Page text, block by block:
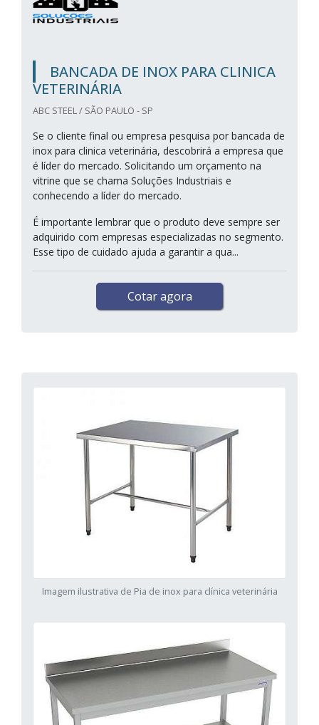
BANCADA DE INOX PARA CLINICA
VETERINÁRIA
ABC STEEL / SÃO PAULO - SP
Se o cliente final ou empresa pesquisa por bancada de
inox para clinica veterinária, descobrirá a empresa que
é líder do mercado. Solicitando um orçamento na
vitrine que se chama Soluções Industriais e
conhecendo a líder do mercado.
É importante lembrar que o produto deve sempre ser
adquirido com empresas especializadas no segmento.
Esse tipo de cuidado ajuda a garantir a qua...
Cotar agora
Imagem ilustrativa de Pia de inox para clínica veterinária